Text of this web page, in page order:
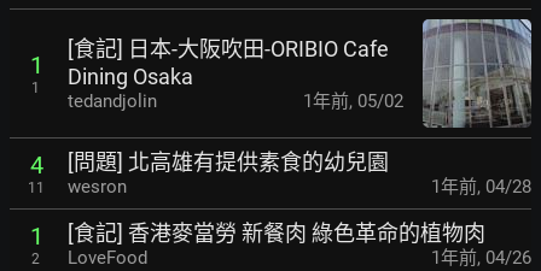
1
1
[食記] 日本-大阪吹田-ORIBIO Cafe
Dining Osaka
tedandjolin 1年前, 05/02
4
11
[問題] 北高雄有提供素食的幼兒園
wesron 1年前, 04/28
1
2
[食記] 香港麥當勞 新餐肉 綠色革命的植物肉
LoveFood 1年前, 04/26